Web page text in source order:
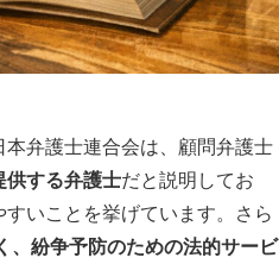
弁護士連合会は、顧問弁護士
供する弁護士だと説明してお
いことを挙げています。さら
、紛争予防のための法的サービ